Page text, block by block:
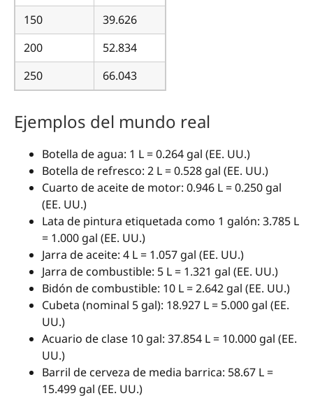
150
39.626
200
52.834
250
66.043
Ejemplos del mundo real
Botella de agua: 1 L = 0.264 gal (EE. UU.)
Botella de refresco: 2 L = 0.528 gal (EE. UU.)
Cuarto de aceite de motor: 0.946 L = 0.250 gal
(EE. UU.)
Lata de pintura etiquetada como 1 galón: 3.785 L
= 1.000 gal (EE. UU.)
Jarra de aceite: 4 L = 1.057 gal (EE. UU.)
Jarra de combustible: 5 L = 1.321 gal (EE. UU.)
Bidón de combustible: 10 L = 2.642 gal (EE. UU.)
Cubeta (nominal 5 gal): 18.927 L = 5.000 gal (EE.
UU.)
Acuario de clase 10 gal: 37.854 L = 10.000 gal (EE.
UU.)
Barril de cerveza de media barrica: 58.67 L =
15.499 gal (EE. UU.)